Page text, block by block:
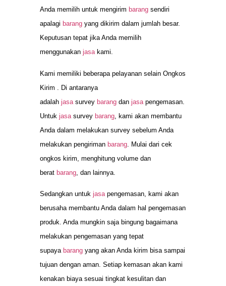
Anda memilih untuk mengirim barang sendiri
apalagi barang yang dikirim dalam jumlah besar.
Keputusan tepat jika Anda memilih
menggunakan jasakami.
Kami memiliki beberapa pelayanan selain Ongkos
Kirim . Di antaranya
adalah jasa survey barang dan jasa pengemasan.
Untuk jasa survey barang , kami akan membantu
Anda dalam melakukan survey sebelum Anda
melakukan pengiriman barang . Mulai dari cek
ongkos kirim, menghitung volume dan
berat barang , dan lainnya.
Sedangkan untuk jasa pengemasan, kami akan
berusaha membantu Anda dalam hal pengemasan
produk. Anda mungkin saja bingung bagaimana
melakukan pengemasan yang tepat
supaya barang yang akan Anda kirim bisa sampai
tujuan dengan aman. Setiap kemasan akan kami
kenakan biaya sesuai tingkat kesulitan dan